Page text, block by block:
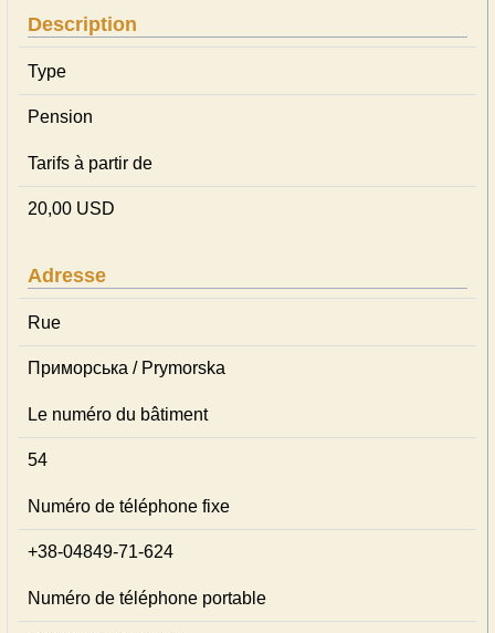
Description
Type
Pension
Tarifs à partir de
20,00 USD
Adresse
Rue
Приморська / Prymorska
Le numéro du bâtiment
54
Numéro de téléphone fixe
+38-04849-71-624
Numéro de téléphone portable